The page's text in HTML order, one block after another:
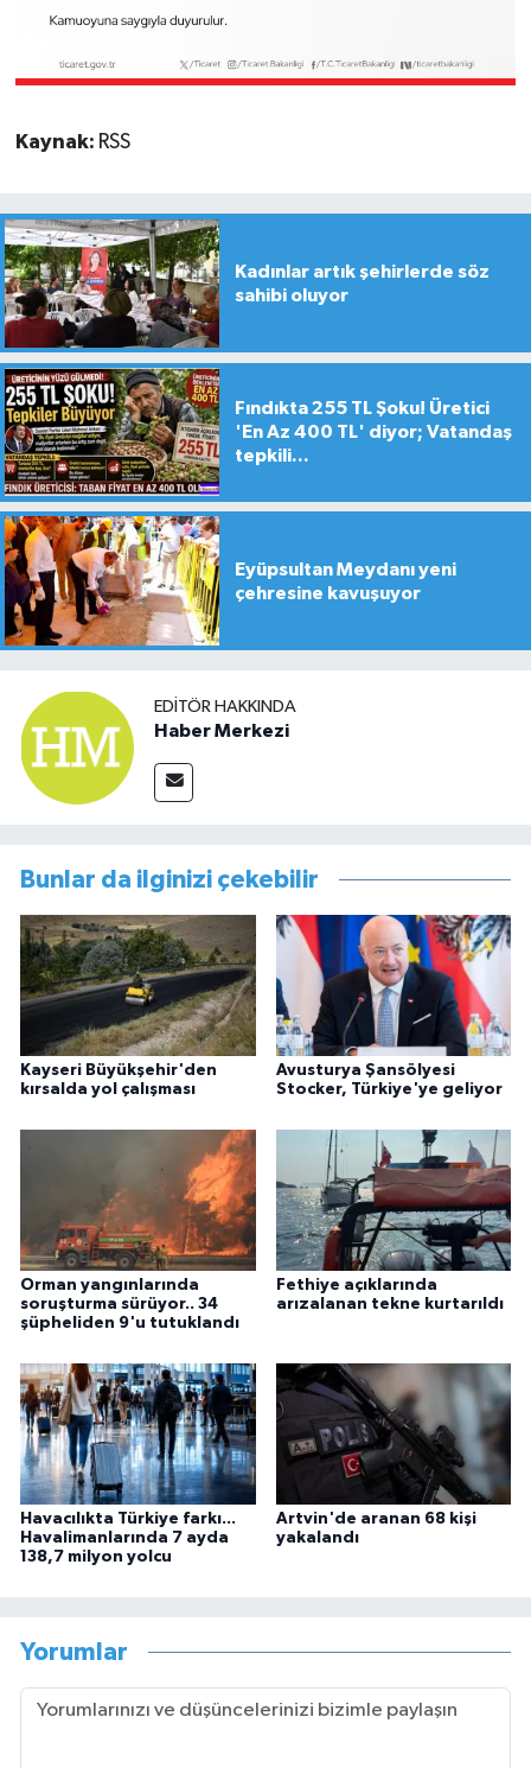
Kaynak: RSS
Kadınlar artık şehirlerde söz
sahibi oluyor
Fındıkta 255 TL Şoku! Üretici
'En Az 400 TL' diyor; Vatandaş
tepkili...
Eyüpsultan Meydanı yeni
çehresine kavuşuyor
EDITÖR HAKKINDA
Haber Merkezi
Bunlar da ilginizi çekebilir
Kayseri Büyükşehir'den
kırsalda yol çalışması
Avusturya Şansölyesi
Stocker, Türkiye'ye geliyor
Orman yangınlarında
soruşturma sürüyor.. 34
şüpheliden 9'u tutuklandı
Fethiye açıklarında
arızalanan tekne kurtarıldı
Havacılıkta Türkiye farkı...
Havalimanlarında 7 ayda
138,7 milyon yolcu
Artvin'de aranan 68 kişi
yakalandı
Yorumlar